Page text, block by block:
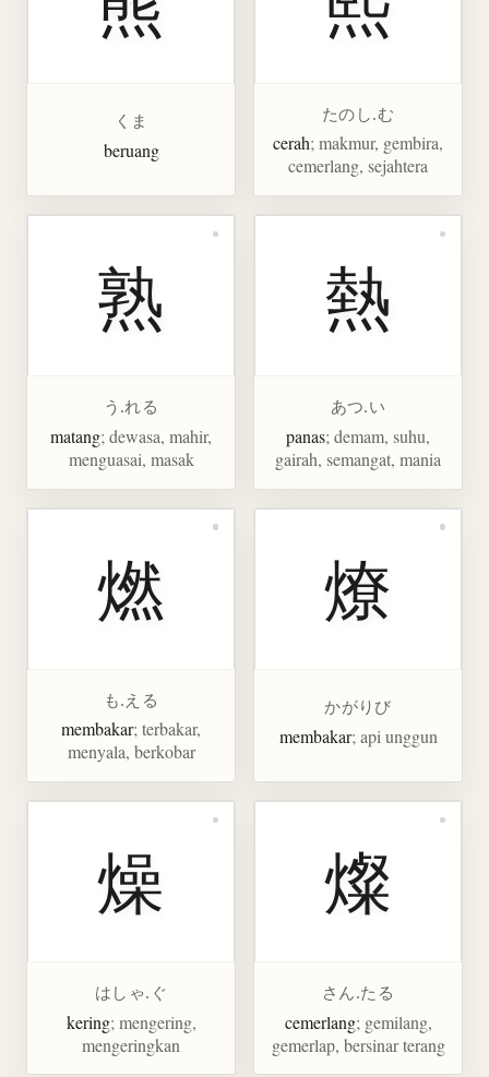
くま
beruang
たのし.む
cerah; makmur, gembira,
cemerlang, sejahtera
熟
う.れる
matang; dewasa, mahir,
menguasai, masak
熱
あつ.い
panas; demam, suhu,
gairah, semangat, mania
燃
も.える
membakar; terbakar,
menyala, berkobar
燎
かがりび
membakar; api unggun
燥
はしゃ.ぐ
kering; mengering,
mengeringkan
燦
さん.たる
cemerlang; gemilang,
gemerlap, bersinar terang